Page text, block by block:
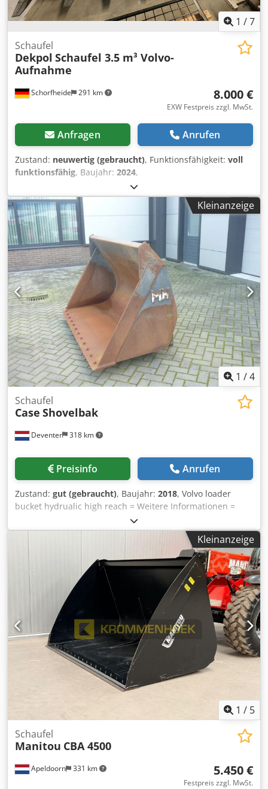
1 /7
Schorfheide 291 km
Schaufel
Dekpol Schaufel 3.5 m³ Volvo-
Aufnahme
8.000 €
EXW Festpreis zzgl. MwSt.
Anfragen Anrufen
Zustand: neuwertig (gebraucht), Funktionsfähigkeit: voll
funktionsfähig, Baujahr: 2024,
Maschinen-/Fahrzeugnummer:
Radladerschaufel 3.5 m³ - Aufnahme Volvosystem -
Gewicht 1906 kg - Volumen 3,5 m³ - Breite Schneide: 2,90
m Dodpfx Asxpgp Ujdljkr
Kleinanzeige
1 /4
Deventer 318 km
Schaufel
Case Shovelbak
Preisinfo Anrufen
Zustand: gut (gebraucht), Baujahr: 2018, Volvo loader
bucket hydrualic high reach = Weitere Informationen =
Dsdpfewwtg Sex Adlskr Baujahr: 2018 Einsatz geeignet für:
Baumaschinen Schnellwechselsystem: Ja Technischer
Zustand: gut Optischer Zustand: gut Wenden Sie sich an
Gerrit Haverhoek, um weitere Informationen zu erhalten.
Kleinanzeige
1 / 5
Apeldoorn 331 km
Schaufel
Manitou CBA 4500
5.450 €
Festpreis zzgl. MwSt.